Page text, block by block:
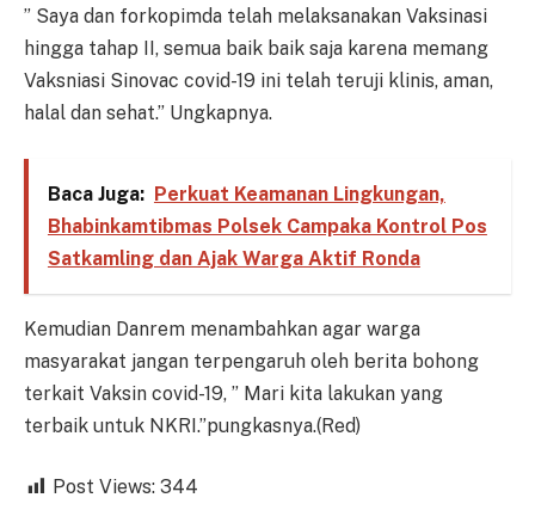
” Saya dan forkopimda telah melaksanakan Vaksinasi
hingga tahap II, semua baik baik saja karena memang
Vaksniasi Sinovac covid-19 ini telah teruji klinis, aman,
halal dan sehat.” Ungkapnya.
Baca Juga: Perkuat Keamanan Lingkungan,
Bhabinkamtibmas Polsek Campaka Kontrol Pos
Satkamling dan Ajak Warga Aktif Ronda
Kemudian Danrem menambahkan agar warga
masyarakat jangan terpengaruh oleh berita bohong
terkait Vaksin covid-19, ” Mari kita lakukan yang
terbaik untuk NKRI.”pungkasnya.(Red)
Post Views: 344